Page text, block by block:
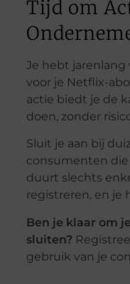
Tijd om
Je hebt jarenlang
voor je Netflix-
actie biedt je de
doen, zonder
Sluit je aan bij
consumenten
duurt slechts
registreren, en je
Ben je klaar om
sluiten?
gebruik van je